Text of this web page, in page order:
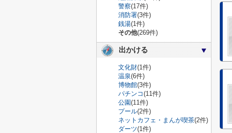
警察(17件)
消防署(3件)
銭湯(1件)
その他(269件)
出かける
文化財(1件)
温泉(6件)
博物館(3件)
パチンコ(11件)
公園(11件)
プール(2件)
ネットカフェ・まんが喫茶(2件)
ダーツ(1件)